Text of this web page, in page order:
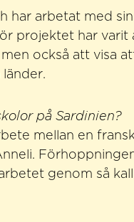
har arbetat med
projektet har varit
också att visa
på Sardinien?
mellan en
genom så